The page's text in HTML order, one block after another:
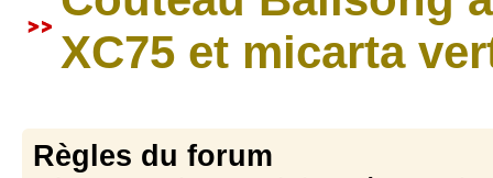
XC75 et micarta
Règles du forum